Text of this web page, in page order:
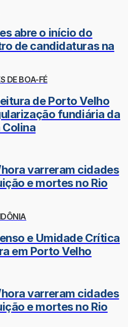
abre o início do
de candidaturas na
DE BOA-FÉ
de Porto Velho
fundiária da
varreram cidades
e mortes no Rio
e Umidade Crítica
em Porto Velho
varreram cidades
e mortes no Rio